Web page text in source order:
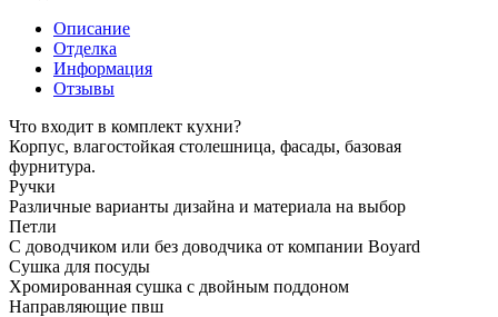
Описание
Отделка
Информация
Отзывы
Что входит в комплект кухни?
Корпус, влагостойкая столешница, фасады, базовая
фурнитура.
Ручки
Различные варианты дизайна и материала на выбор
Петли
С доводчиком или без доводчика от компании Boyard
Сушка для посуды
Хромированная сушка с двойным поддоном
Направляющие пвш